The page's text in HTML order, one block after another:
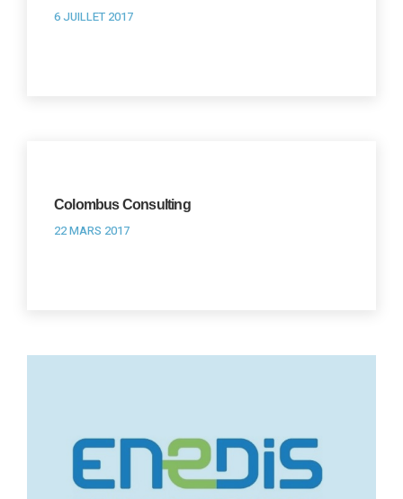
6 JUILLET 2017
Colombus Consulting
22 MARS 2017